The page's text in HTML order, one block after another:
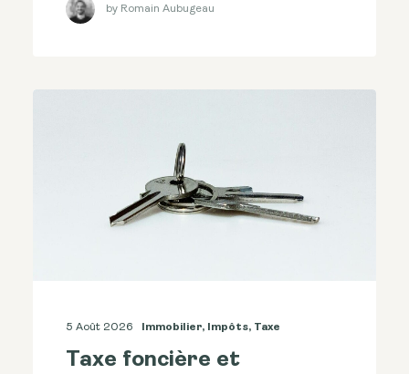
by Romain Aubugeau
5 Août 2026 Immobilier, Impôts, Taxe
Taxe foncière et